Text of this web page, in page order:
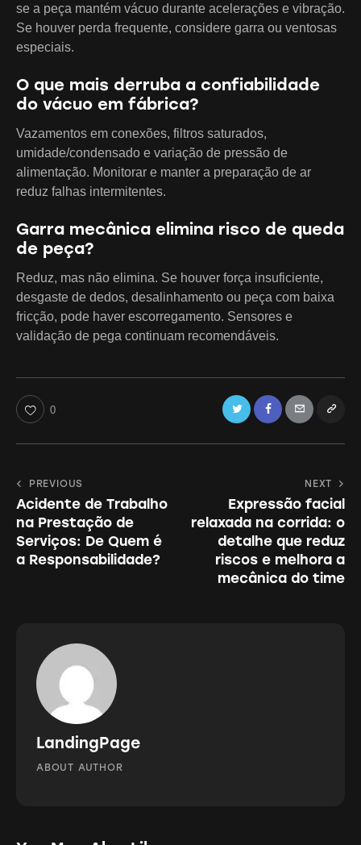
se a peça mantém vácuo durante acelerações e vibração.
Se houver perda frequente, considere garra ou ventosas
especiais.
O que mais derruba a confiabilidade
do vácuo em fábrica?
Vazamentos em conexões, filtros saturados,
umidade/condensado e variação de pressão de
alimentação. Monitorar e manter a preparação de ar
reduz falhas intermitentes.
Garra mecânica elimina risco de queda
de peça?
Reduz, mas não elimina. Se houver força insuficiente,
desgaste de dedos, desalinhamento ou peça com baixa
fricção, pode haver escorregamento. Sensores e
validação de pega continuam recomendáveis.
0 Twitter FacebookEmail Copy
Navegação
de
Post
PREVIOUS
Acidente de Trabalho
na Prestação de
Serviços: De Quem é
a Responsabilidade?
NEXT
Expressão facial
relaxada na corrida: o
detalhe que reduz
riscos e melhora a
mecânica do time
LandingPage
ABOUT AUTHOR